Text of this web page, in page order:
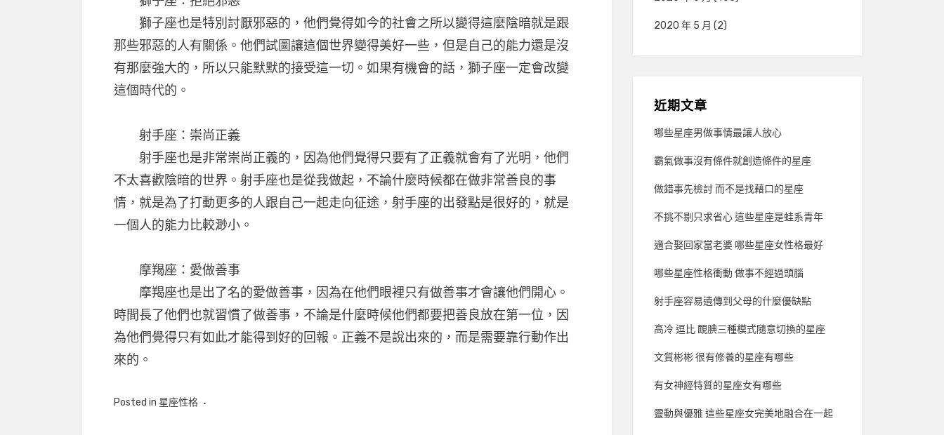
獅子座也是特別討厭邪惡的，他們覺得如今的社會之所以變得這麼陰暗就是跟
那些邪惡的人有關係。他們試圖讓這個世界變得美好一些，但是自己的能力還是沒
有那麼強大的，所以只能默默的接受這一切。如果有機會的話，獅子座一定會改變
這個時代的。
射手座：崇尚正義
射手座也是非常崇尚正義的，因為他們覺得只要有了正義就會有了光明，他們
不太喜歡陰暗的世界。射手座也是從我做起，不論什麼時候都在做非常善良的事
情，就是為了打動更多的人跟自己一起走向征途，射手座的出發點是很好的，就是
一個人的能力比較渺小。
摩羯座：愛做善事
摩羯座也是出了名的愛做善事，因為在他們眼裡只有做善事才會讓他們開心。
時間長了他們也就習慣了做善事，不論是什麼時候他們都要把善良放在第一位，因
為他們覺得只有如此才能得到好的回報。正義不是說出來的，而是需要靠行動作出
來的。
Posted in 星座性格
2020 年 5 月 (2)
近期文章
哪些星座男做事情最讓人放心
霸氣做事沒有條件就創造條件的星座
做錯事先檢討 而不是找藉口的星座
不挑不剔只求省心 這些星座是蛙系青年
適合娶回家當老婆 哪些星座女性格最好
哪些星座性格衝動 做事不經過頭腦
射手座容易遺傳到父母的什麼優缺點
高冷 逗比 靦腆三種模式隨意切換的星座
文質彬彬 很有修養的星座有哪些
有女神經特質的星座女有哪些
靈動與優雅 這些星座女完美地融合在一起